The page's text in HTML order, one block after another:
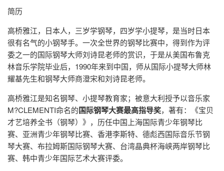
简历
高桥雅江，日本人，三岁学钢琴，四岁学小提琴，是当时日本
很有名气的小钢琴手。一次全世界的钢琴比赛中，得到作为评
委之一的国际钢琴大师刘诗昆老师的赏识，于是从美国布鲁克
林音乐学院毕业后，1990年来到中国，师从国际小提琴大师林
耀基先生和钢琴大师商澄宋和刘诗昆老师。
高桥雅江是知名钢琴、小提琴教育家；被意大利授予以音乐家
M?CLEMENTI命名的国际钢琴大赛最高指导奖，著有：《宝贝
才艺培养全书（钢琴）》，历任中国上海国际青少年钢琴比
赛、亚洲青少年钢琴比赛、香港李斯特、德彪西国际音乐节钢
琴大赛、布拉姆斯国际钢琴大赛、台湾晶典杯海峡两岸钢琴比
赛、韩中青少年国际艺术大赛评委。